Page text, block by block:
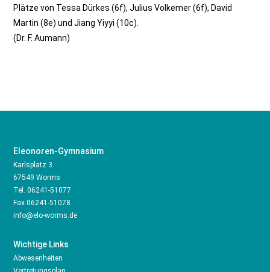
Plätze von Tessa Dürkes (6f), Julius Volkemer (6f), David
Martin (8e) und Jiang Yiyyi (10c).
(Dr. F. Aumann)
Eleonoren-Gymnasium
Karlsplatz 3
67549 Worms
Tel.06241-51077
Fax 06241-51078
info@elo-worms.de
Wichtige Links
Abwesenheiten